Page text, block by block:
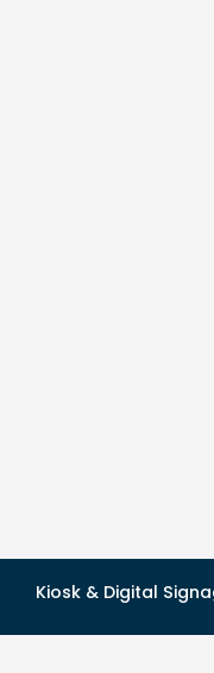
Kiosk & Digital